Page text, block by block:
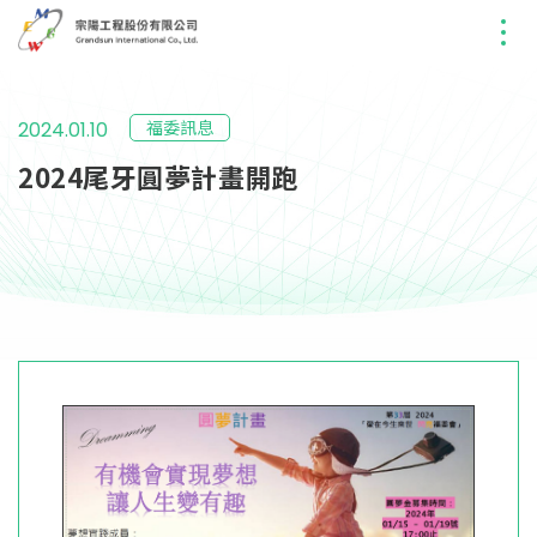
2024.01.10 福委訊息
2024尾牙圓夢計畫開跑